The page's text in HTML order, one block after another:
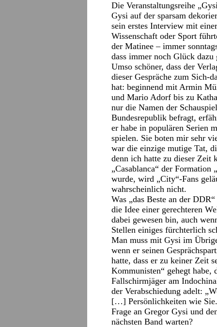
Die Veranstaltungsreihe
Gysi auf der sparsam
sein erstes Interview mit
Wissenschaft oder Sport
der Matinee – immer
dass immer noch Glück
Umso schöner, dass der
dieser Gespräche zum Sich-
hat: beginnend mit Armin
und Mario Adorf bis zu
nur die Namen der
Bundesrepublik befragt,
er habe in populären Serien
spielen. Sie boten mir sehr
war die einzige mutige Tat,
denn ich hatte zu dieser Zeit
„Casablanca“ der
wurde, wird „City“-Fans
wahrscheinlich nicht.
Was „das Beste an der
die Idee einer gerechteren
dabei gewesen bin, auch
Stellen einiges fürchterlich
Man muss mit Gysi im
wenn er seinen
hatte, dass er zu keiner Zeit
Kommunisten“ gehegt habe,
Fallschirmjäger am
der Verabschiedung adelt:
[…] Persönlichkeiten wie
Frage an Gregor Gysi und
nächsten Band warten?